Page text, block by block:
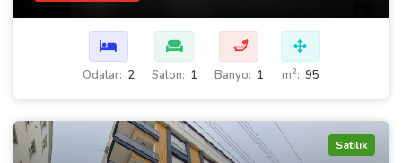
Odalar: 2 Salon: 1
🛁
Banyo: 1 m2: 95
Satılık